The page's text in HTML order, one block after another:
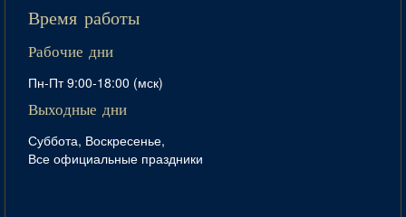
Время работы
Рабочие дни
Пн-Пт 9:00-18:00 (мск)
Выходные дни
Суббота, Воскресенье,
Все официальные праздники